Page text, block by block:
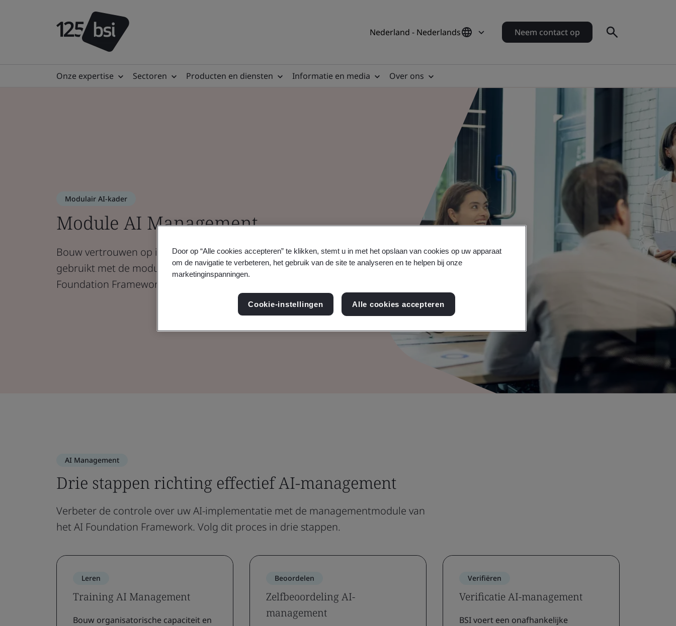
Nederland - Nederlands Neem contact op
Onze expertise Sectoren Producten en diensten Informatie en media Over ons
Modulair AI-kader
Module AI Management
Bouw vertrouwen op in de manier waarop uw organisatie AI
gebruikt met de module AI Management van het AI
Foundation Framework.
AI Management
Drie stappen richting effectief AI-management
Verbeter de controle over uw AI-implementatie met de managementmodule van
het AI Foundation Framework. Volg dit proces in drie stappen.
Leren
Training AI Management
Bouw organisatorische capaciteit en
Beoordelen
Zelfbeoordeling AI-
management
Verifiëren
Verificatie AI-management
BSI voert een onafhankelijke
Door op “Alle cookies accepteren” te klikken, stemt u in met het opslaan van cookies op uw apparaat
om de navigatie te verbeteren, het gebruik van de site te analyseren en te helpen bij onze
marketinginspanningen.
Cookie-instellingen Alle cookies accepteren